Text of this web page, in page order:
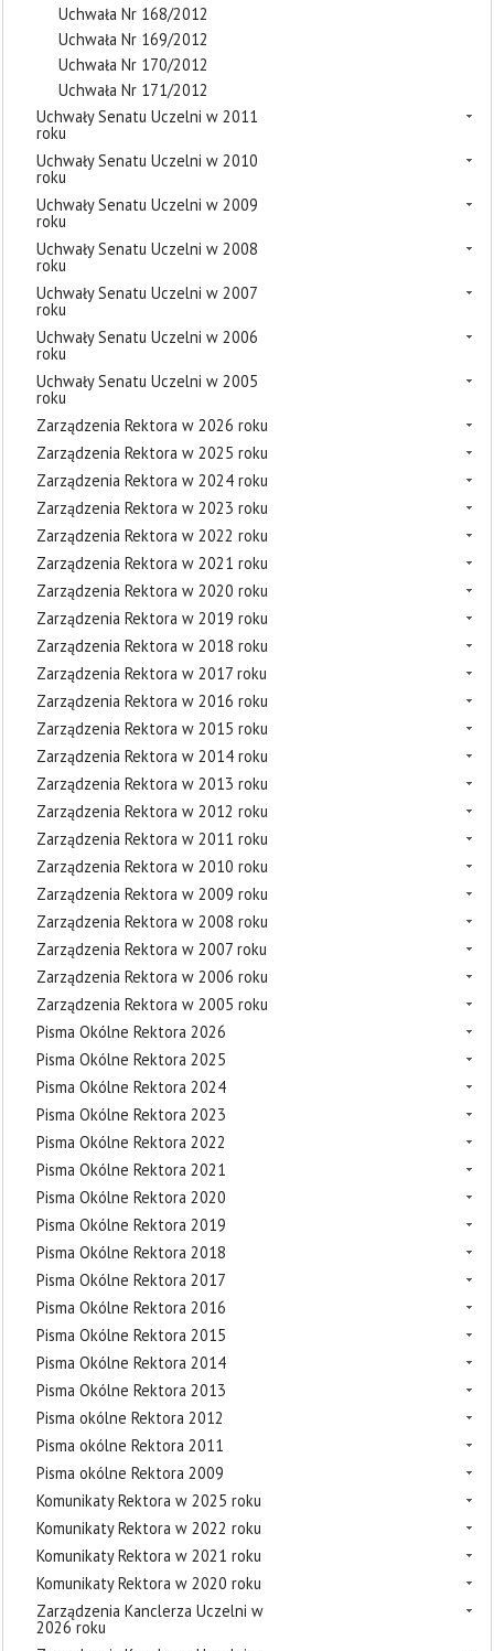
Uchwała Nr 168/2012
Uchwała Nr 169/2012
Uchwała Nr 170/2012
Uchwała Nr 171/2012
Uchwały Senatu Uczelni w 2011
roku
Uchwały Senatu Uczelni w 2010
roku
Uchwały Senatu Uczelni w 2009
roku
Uchwały Senatu Uczelni w 2008
roku
Uchwały Senatu Uczelni w 2007
roku
Uchwały Senatu Uczelni w 2006
roku
Uchwały Senatu Uczelni w 2005
roku
Zarządzenia Rektora w 2026 roku
Zarządzenia Rektora w 2025 roku
Zarządzenia Rektora w 2024 roku
Zarządzenia Rektora w 2023 roku
Zarządzenia Rektora w 2022 roku
Zarządzenia Rektora w 2021 roku
Zarządzenia Rektora w 2020 roku
Zarządzenia Rektora w 2019 roku
Zarządzenia Rektora w 2018 roku
Zarządzenia Rektora w 2017 roku
Zarządzenia Rektora w 2016 roku
Zarządzenia Rektora w 2015 roku
Zarządzenia Rektora w 2014 roku
Zarządzenia Rektora w 2013 roku
Zarządzenia Rektora w 2012 roku
Zarządzenia Rektora w 2011 roku
Zarządzenia Rektora w 2010 roku
Zarządzenia Rektora w 2009 roku
Zarządzenia Rektora w 2008 roku
Zarządzenia Rektora w 2007 roku
Zarządzenia Rektora w 2006 roku
Zarządzenia Rektora w 2005 roku
Pisma Okólne Rektora 2026
Pisma Okólne Rektora 2025
Pisma Okólne Rektora 2024
Pisma Okólne Rektora 2023
Pisma Okólne Rektora 2022
Pisma Okólne Rektora 2021
Pisma Okólne Rektora 2020
Pisma Okólne Rektora 2019
Pisma Okólne Rektora 2018
Pisma Okólne Rektora 2017
Pisma Okólne Rektora 2016
Pisma Okólne Rektora 2015
Pisma Okólne Rektora 2014
Pisma Okólne Rektora 2013
Pisma okólne Rektora 2012
Pisma okólne Rektora 2011
Pisma okólne Rektora 2009
Komunikaty Rektora w 2025 roku
Komunikaty Rektora w 2022 roku
Komunikaty Rektora w 2021 roku
Komunikaty Rektora w 2020 roku
Zarządzenia Kanclerza Uczelni w
2026 roku